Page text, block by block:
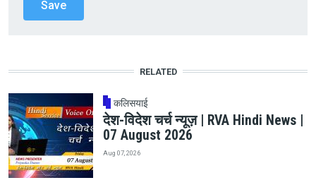
RELATED
कलिसयाई
देश-विदेश चर्च न्यूज़ | RVA Hindi News |
07 August 2026
Aug 07, 2026